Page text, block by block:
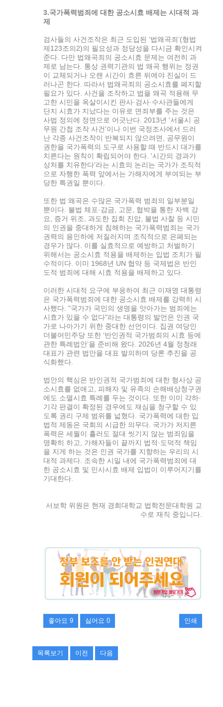
3.국가폭력범죄에 대한 공소시효 배제는 시대적 과
제
검사들의 사건조작은 최근 도입된 ‘법왜곡죄’(형법
제123조의2)의 필요성과 정당성을 다시금 확인시켜
준다. 다만 법왜곡죄의 공소시효 문제는 여전히 과
제로 남는다. 통상 권력기관의 법 왜곡 행위는 정권
이 교체되거나 오랜 시간이 흐른 뒤에야 진실이 드
러나곤 한다. 따라서 법왜곡죄의 공소시효를 폐지할
필요가 있다. 사건을 조작하고 법을 왜곡 적용해 무
고한 시민을 옥살이시킨 판사·검사·수사관들에게
단지 시효가 지났다는 이유로 면죄부를 주는 것은
사법 정의에 정면으로 어긋난다. 2013년 '서울시 공
무원 간첩 조작 사건'이나 이번 국정조사에서 드러
난 각종 사건조작이 반복되지 않으려면, 공무원이
권한을 국가폭력의 도구로 사용할 때 반드시 대가를
치른다는 원칙이 확립되어야 한다. '시간의 경과가
상처를 치유한다'라는 시효의 논리는 국가가 조직적
으로 자행한 폭력 앞에서는 가해자에게 부여되는 부
당한 특권일 뿐이다.
또한 법 왜곡은 수많은 국가폭력 범죄의 일부분일
뿐이다. 불법 체포·감금, 고문, 협박을 통한 자백 강
요, 증거 위조, 과도한 집회 진압, 불법 사찰 등 시민
의 인권을 중대하게 침해하는 국가폭력범죄는 국가
권력의 용인하에 저질러지며 조직적으로 은폐되는
경우가 많다. 이를 실효적으로 예방하고 처벌하기
위해서는 공소시효 적용을 배제하는 입법 조치가 필
수적이다. 이미 1968년 UN 협약 등 국제법은 반인
도적 범죄에 대해 시효 적용을 배제하고 있다.
이러한 시대적 요구에 부응하여 최근 이재명 대통령
은 국가폭력범죄에 대한 공소시효 배제를 강력히 시
사했다. "국가가 국민의 생명을 앗아가는 범죄에는
시효가 있을 수 없다"라는 대통령의 발언은 인권 국
가로 나아가기 위한 중대한 선언이다. 집권 여당인
더불어민주당 또한 ‘반인권적 국가범죄의 시효 등에
관한 특례법안’을 준비해 왔다. 2026년 4월 정청래
대표가 관련 법안을 대표 발의하며 당론 추진을 공
식화했다.
법안의 핵심은 반인권적 국가범죄에 대한 형사상 공
소시효를 없애고, 피해자 및 유족의 손해배상청구권
에도 소멸시효 특례를 두는 것이다. 또한 이미 각하·
기각 판결이 확정된 경우에도 재심을 청구할 수 있
도록 권리 구제 범위를 넓혔다. 국가폭력에 대한 입
법적 제동은 국회의 시급한 의무다. 국가가 저지른
폭력은 세월이 흘러도 절대 씻기지 않는 범죄임을
명확히 하고, 가해자들이 끝까지 법적·도덕적 책임
을 지게 하는 것은 인권 국가를 지향하는 우리의 시
대적 과제다. 조속한 시일 내에 국가폭력범죄에 대
한 공소시효 및 민사시효 배제 입법이 이루어지기를
기대한다.
서보학 위원은 현재 경희대학교 법학전문대학원 교
수로 재직 중입니다.
좋아요 9 싫어요 0 인쇄
목록보기 이전 다음